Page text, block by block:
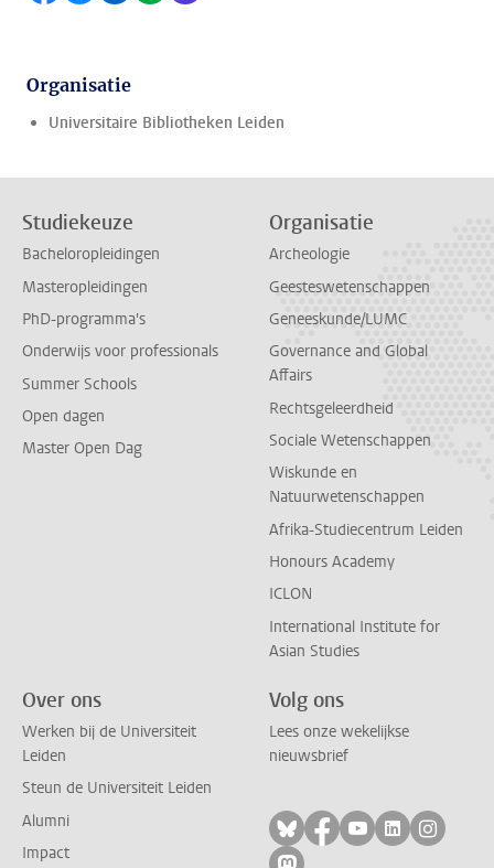
Organisatie
Universitaire Bibliotheken Leiden
Studiekeuze
Bacheloropleidingen
Masteropleidingen
PhD-programma's
Onderwijs voor professionals
Summer Schools
Open dagen
Master Open Dag
Organisatie
Archeologie
Geesteswetenschappen
Geneeskunde/LUMC
Governance and Global
Affairs
Rechtsgeleerdheid
Sociale Wetenschappen
Wiskunde en
Natuurwetenschappen
Afrika-Studiecentrum Leiden
Honours Academy
ICLON
International Institute for
Asian Studies
Over ons
Werken bij de Universiteit
Leiden
Steun de Universiteit Leiden
Alumni
Impact
Volg ons
Lees onze wekelijkse
nieuwsbrief
Volg ons op bluesky
Volg ons op
Volg ons op
Volg ons
Volg
Volg ons op mastodon